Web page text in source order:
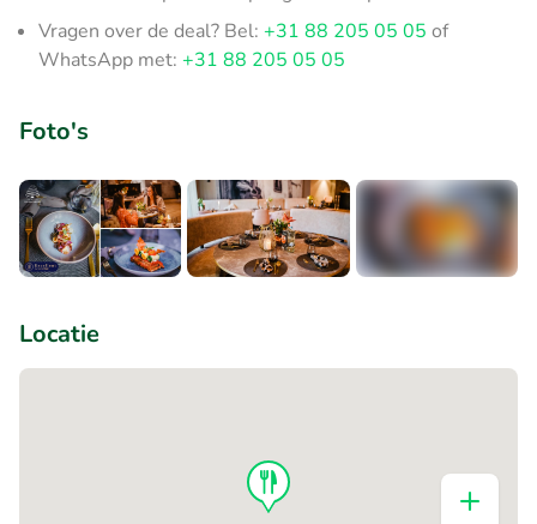
Vragen over de deal? Bel: +31 88 205 05 05 of
WhatsApp met: +31 88 205 05 05
Foto's
Locatie